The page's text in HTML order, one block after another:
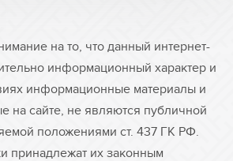
на то, что данный интернет-
информационный характер и
информационные материалы и
на сайте, не являются публичной
положениями ст. 437 ГК РФ.
принадлежат их законным